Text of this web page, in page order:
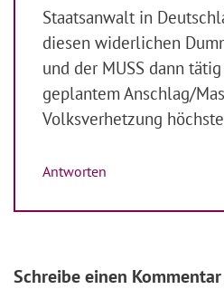
Staatsanwalt in
diesen widerlichen
und der MUSS dann
geplantem Anschlag/
Volksverhetzung
Antworten
Schreibe einen Kommentar